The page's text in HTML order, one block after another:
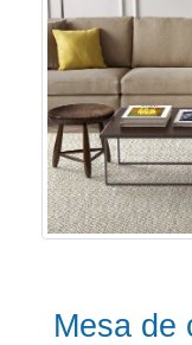
Mesa de